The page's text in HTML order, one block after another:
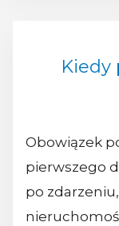
Kiedy
Obowiązek
pierwszego
po